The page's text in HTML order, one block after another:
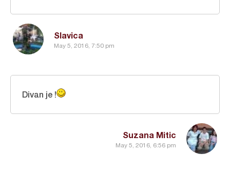
Slavica
May 5, 2016, 7:50 pm
Suzana Mitic
May 5, 2016, 6:56 pm
Divan je !